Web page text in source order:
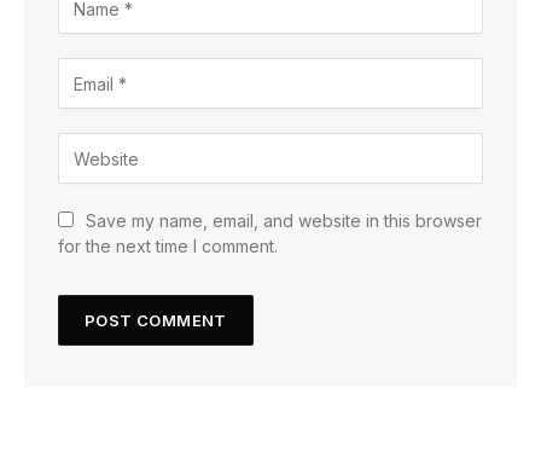
Save my name, email, and website in this browser
for the next time I comment.